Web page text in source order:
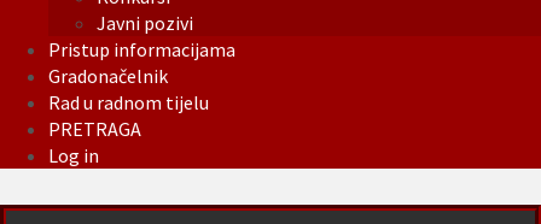
Javni pozivi
Pristup informacijama
Gradonačelnik
Rad u radnom tijelu
PRETRAGA
Log in